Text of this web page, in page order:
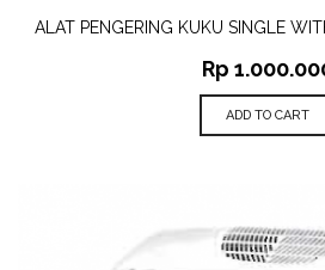
ALAT PENGERING KUKU SINGLE
Rp
ADD TO CART